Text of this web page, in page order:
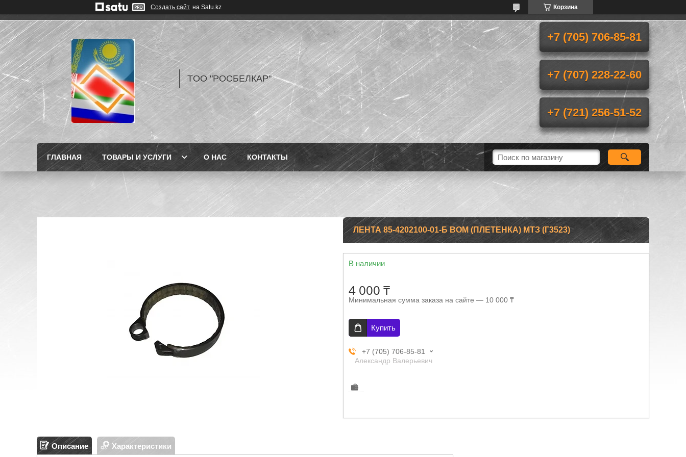
Создать сайт на Satu.kz Корзина
TOO "РОСБЕЛКАР"
+7 (705) 706-85-81
+7 (707) 228-22-60
+7 (721) 256-51-52
ГЛАВНАЯ ТОВАРЫ И УСЛУГИ О НАС КОНТАКТЫ
ЛЕНТА 85-4202100-01-Б ВОМ (ПЛЕТЕНКА) МТЗ (Г3523)
В наличии
4 000 ₸
Минимальная сумма заказа на сайте — 10 000 ₸
Купить
+7 (705) 706-85-81
Александр Валерьевич
Описание Характеристики